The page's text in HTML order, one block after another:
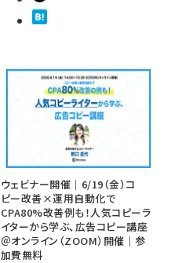
ウェビナー開催｜6/19（金）コ
ピー改善×運用自動化で
CPA80%改善例も！人気コピーラ
イターから学ぶ、広告コピー講座
＠オンライン（ZOOM）開催｜参
加費無料